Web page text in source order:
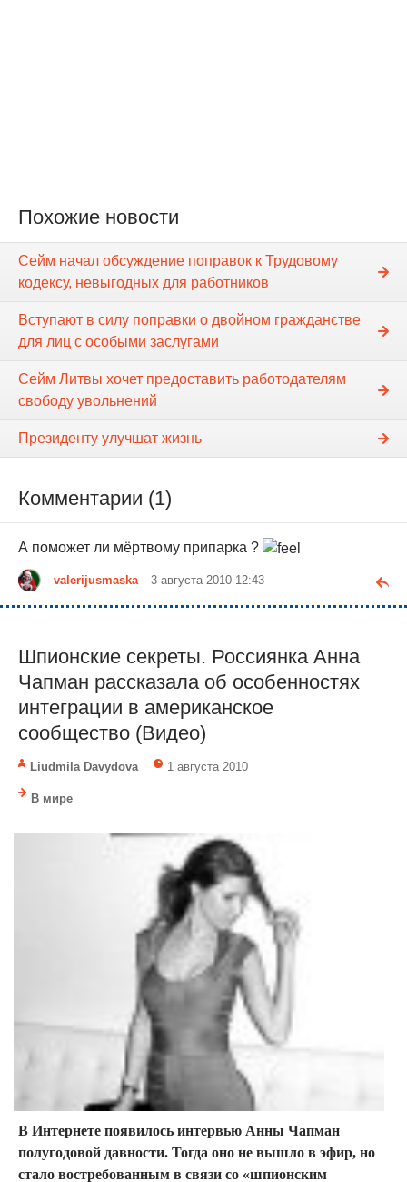
Похожие новости
Сейм начал обсуждение поправок к Трудовому
кодексу, невыгодных для работников
Вступают в силу поправки о двойном гражданстве
для лиц с особыми заслугами
Сейм Литвы хочет предоставить работодателям
свободу увольнений
Президенту улучшат жизнь
Комментарии (1)
А поможет ли мёртвому припарка ?
valerijusmaska 3 августа 2010 12:43
Шпионские секреты. Россиянка Анна
Чапман рассказала об особенностях
интеграции в американское
сообщество (Видео)
Liudmila Davydova 1 августа 2010
В мире
В Интернете появилось интервью Анны Чапман
полугодовой давности. Тогда оно не вышло в эфир, но
стало востребованным в связи со «шпионским